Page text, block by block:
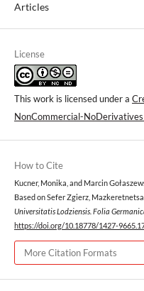
Articles
License
This work is licensed under a
NonCommercial-
How to Cite
Kucner, Monika, and Marcin
Based on Sefer Zgierz,
Universitatis Lodziensis. Folia
https://doi.org/10.18778/1427-
More Citation Formats